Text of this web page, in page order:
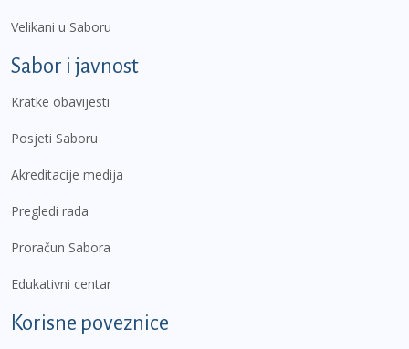
Velikani u Saboru
Sabor i javnost
Kratke obavijesti
Posjeti Saboru
Akreditacije medija
Pregledi rada
Proračun Sabora
Edukativni centar
Korisne poveznice